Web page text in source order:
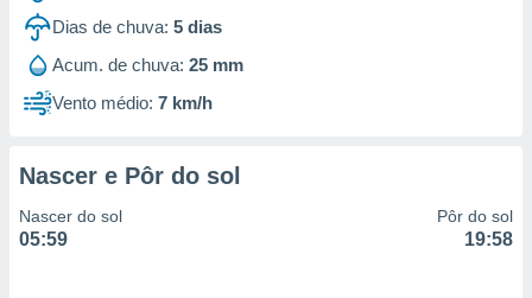
Dias de chuva: 5 dias
Acum. de chuva: 25 mm
Vento médio: 7 km/h
Nascer e Pôr do sol
Nascer do sol
05:59
Pôr do sol
19:58